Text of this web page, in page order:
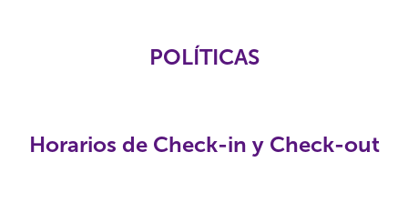
POLÍTICAS
Horarios de Check-in y Check-out